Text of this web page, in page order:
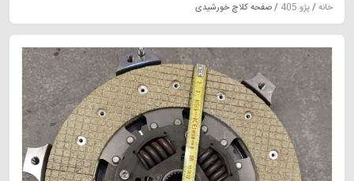
خانه/پژو 405 / صفحه کلاچ خورشیدی